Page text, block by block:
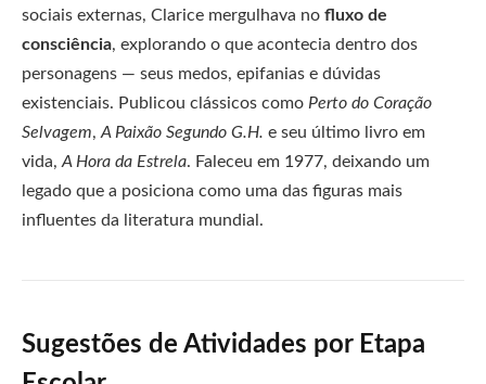
sociais externas, Clarice mergulhava no fluxo de
consciência, explorando o que acontecia dentro dos
personagens — seus medos, epifanias e dúvidas
existenciais. Publicou clássicos como Perto do Coração
Selvagem, A Paixão Segundo G.H. e seu último livro em
vida, A Hora da Estrela. Faleceu em 1977, deixando um
legado que a posiciona como uma das figuras mais
influentes da literatura mundial.
Sugestões de Atividades por Etapa